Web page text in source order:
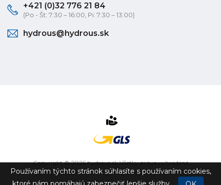
+421 (0)32 776 21 84
(Po - Št: 7:30 – 16:00, Pi: 7:30 – 13:00)
hydrous@hydrous.sk
Copyright © 2026 hydrous.sk Všetky práva vyhradené
eshop na mieruvytvorilovibration.sk
Používaním týchto stránok súhlasíte s používaním cookies,